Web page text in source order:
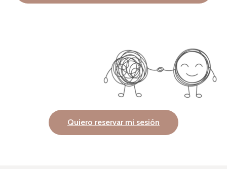
Quiero reservar mi sesión